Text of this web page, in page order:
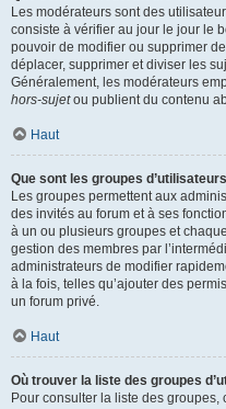
Les modérateurs sont des
consiste à vérifier au jour le jour le
pouvoir de modifier ou supprimer
déplacer, supprimer et diviser les
Généralement, les modérateurs
hors-sujetou publient du contenu
Haut
Que sont les groupes
Les groupes permettent aux
des invités au forum et à ses
à un ou plusieurs groupes et
gestion des membres par
administrateurs de modifier
à la fois, telles qu’ajouter des
un forum privé.
Haut
Où trouver la liste des groupes
Pour consulter la liste des groupes,